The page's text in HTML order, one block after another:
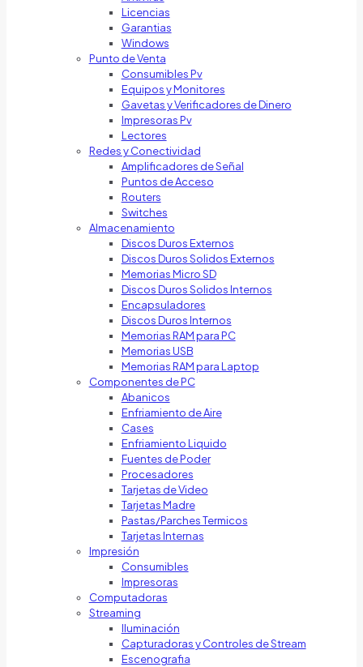
Licencias
Garantias
Windows
Punto de Venta
Consumibles Pv
Equipos y Monitores
Gavetas y Verificadores de Dinero
Impresoras Pv
Lectores
Redes y Conectividad
Amplificadores de Señal
Puntos de Acceso
Routers
Switches
Almacenamiento
Discos Duros Externos
Discos Duros Solidos Externos
Memorias Micro SD
Discos Duros Solidos Internos
Encapsuladores
Discos Duros Internos
Memorias RAM para PC
Memorias USB
Memorias RAM para Laptop
Componentes de PC
Abanicos
Enfriamiento de Aire
Cases
Enfriamiento Liquido
Fuentes de Poder
Procesadores
Tarjetas de Video
Tarjetas Madre
Pastas/Parches Termicos
Tarjetas Internas
Impresión
Consumibles
Impresoras
Computadoras
Streaming
Iluminación
Capturadoras y Controles de Stream
Escenografia